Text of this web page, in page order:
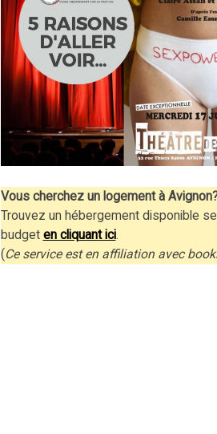
Vous cherchez un logement à
Trouvez un hébergement disponible
budget en cliquant ici.
(Ce service est en affiliation avec